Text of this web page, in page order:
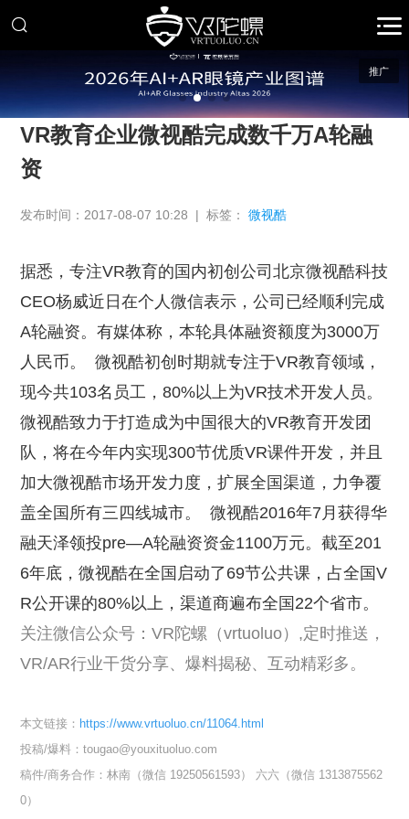
推广
VR教育企业微视酷完成数千万A轮融
资
发布时间：2017-08-07 10:28 | 标签：微视酷
据悉，专注VR教育的国内初创公司北京微视酷科技
CEO杨威近日在个人微信表示，公司已经顺利完成
A轮融资。有媒体称，本轮具体融资额度为3000万
人民币。
微视酷初创时期就专注于VR教育领域，
现今共103名员工，80%以上为VR技术开发人员。
微视酷致力于打造成为中国很大的VR教育开发团
队，将在今年内实现300节优质VR课件开发，并且
加大微视酷市场开发力度，扩展全国渠道，力争覆
盖全国所有三四线城市。
微视酷2016年7月获得华
融天泽领投pre—A轮融资资金1100万元。截至201
6年底，微视酷在全国启动了69节公共课，占全国V
R公开课的80%以上，渠道商遍布全国22个省市。
关注微信公众号：VR陀螺（vrtuoluo）,定时推送，
VR/AR行业干货分享、爆料揭秘、互动精彩多。
本文链接： https://www.vrtuoluo.cn/11064.html
投稿/爆料：tougao@youxituoluo.com
稿件/商务合作：林南（微信 19250561593）
六六（微信 1313875562
0）